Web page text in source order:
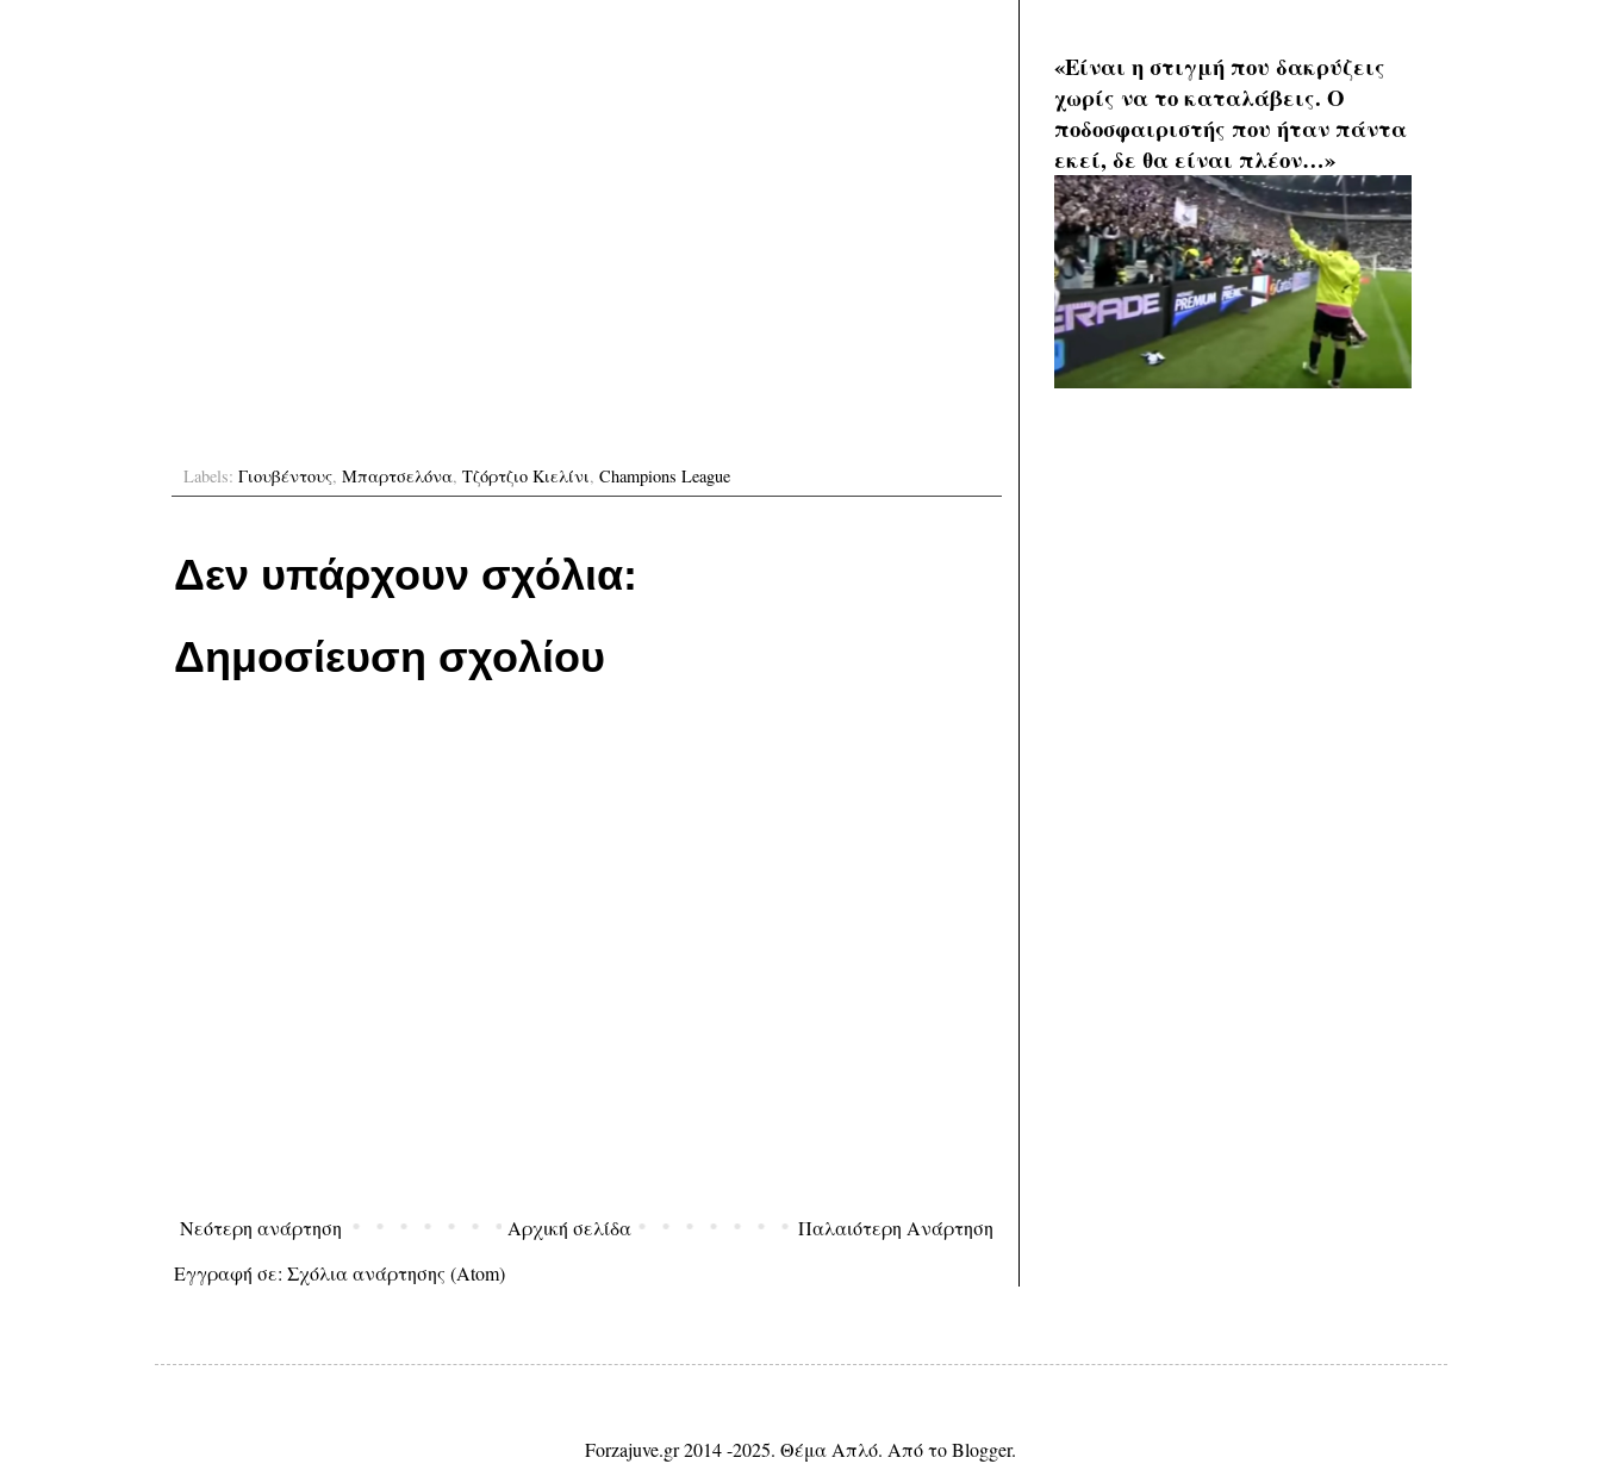
Labels: Γιουβέντους, Μπαρτσελόνα, Τζόρτζιο Κιελίνι, Champions League
Δεν υπάρχουν σχόλια:
Δημοσίευση σχολίου
Νεότερη ανάρτηση Παλαιότερη Ανάρτηση
Αρχική σελίδα
Εγγραφή σε: Σχόλια ανάρτησης (Atom)
«Είναι η στιγμή που δακρύζεις
χωρίς να το καταλάβεις. Ο
ποδοσφαιριστής που ήταν πάντα
εκεί, δε θα είναι πλέον…»
Forzajuve.gr 2014 -2025. Θέμα Απλό. Από τοBlogger.